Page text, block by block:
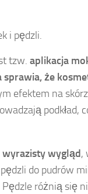
i pędzli.
tzw. aplikacja
sprawia, że
efektem na
podkład,
wyrazisty wygląd,
do pudrów
różnią się